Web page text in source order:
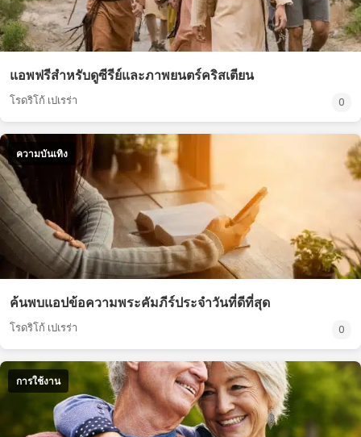
แอพฟรีสำหรับดูซีรีย์และภาพยนตร์คริสเตียน
โรดริโก้ เปเรร่า 0
ความบันเทิง
ค้นพบแอปข้อความพระคัมภีร์ประจำวันที่ดีที่สุด
โรดริโก้ เปเรร่า 0
การใช้งาน